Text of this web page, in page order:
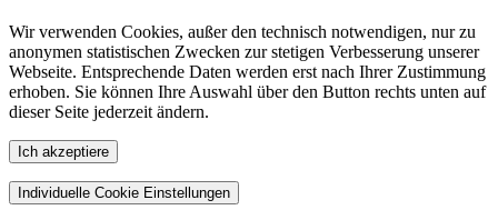
Wir verwenden Cookies, außer den technisch notwendigen, nur zu
anonymen statistischen Zwecken zur stetigen Verbesserung unserer
Webseite. Entsprechende Daten werden erst nach Ihrer Zustimmung
erhoben. Sie können Ihre Auswahl über den Button rechts unten auf
dieser Seite jederzeit ändern.
Ich akzeptiere
Individuelle Cookie Einstellungen